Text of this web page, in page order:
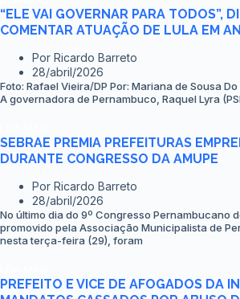
“ELE VAI GOVERNAR PARA TODOS”,
COMENTAR ATUAÇÃO DE LULA EM
Por Ricardo Barreto
28/abril/2026
Foto: Rafael Vieira/DP Por: Mariana de Sousa
A governadora de Pernambuco, Raquel Lyra
SEBRAE PREMIA PREFEITURAS
DURANTE CONGRESSO DA AMUPE
Por Ricardo Barreto
28/abril/2026
No último dia do 9º Congresso Pernambucano
promovido pela Associação Municipalista de
nesta terça-feira (29), foram
PREFEITO E VICE DE AFOGADOS DA